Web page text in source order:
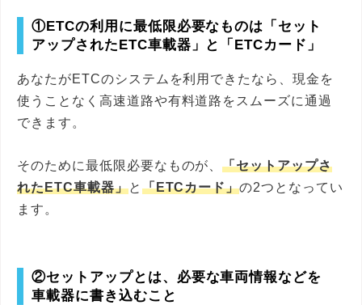
①ETCの利用に最低限必要なものは「セット
アップされたETC車載器」と「ETCカード」
あなたがETCのシステムを利用できたなら、現金を
使うことなく高速道路や有料道路をスムーズに通過
できます。
そのために最低限必要なものが、「セットアップさ
れたETC車載器」と 「ETCカード」の2つとなってい
ます。
②セットアップとは、必要な車両情報などを
車載器に書き込むこと